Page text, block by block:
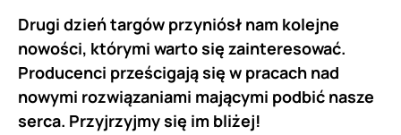
Drugi dzień targów przyniósł nam kolejne
nowości, którymi warto się zainteresować.
Producenci prześcigają się w pracach nad
nowymi rozwiązaniami mającymi podbić nasze
serca. Przyjrzyjmy się im bliżej!